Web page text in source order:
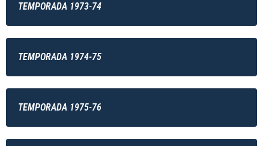
TEMPORADA 1973-74
TEMPORADA 1974-75
TEMPORADA 1975-76